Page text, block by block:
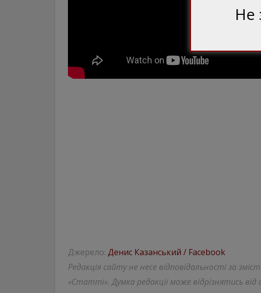
Джерело: Денис Казанський / Facebook
Редакція сайту не несе відповідальності за
«Статті». Думка редакції може відрізнятись від
Не